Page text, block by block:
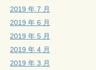
2019 年 7 月
2019 年 6 月
2019 年 5 月
2019 年 4 月
2019 年 3 月